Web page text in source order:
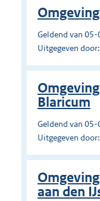
Geldend van
Uitgegeven
Blaricum
Geldend van
Uitgegeven
aan den